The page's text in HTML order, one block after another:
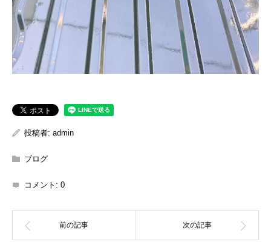
投稿者: admin
ブログ
コメント: 0